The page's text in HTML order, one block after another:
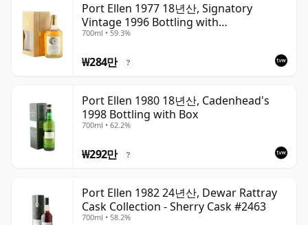
Port Ellen 1977 18년산, Signatory
Vintage 1996 Bottling with
Presentation Box - Cask 5566
700ml • 59.3%
₩284만 ?
Port Ellen 1980 18년산, Cadenhead's
1998 Bottling with Box
700ml • 62.2%
₩292만 ?
Port Ellen 1982 24년산, Dewar Rattray
Cask Collection - Sherry Cask #2463
700ml • 58.2%